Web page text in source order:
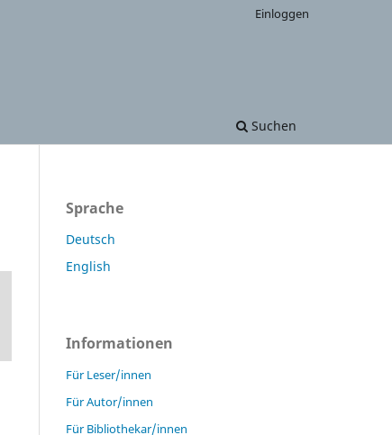
Suchen
Einloggen
Sprache
Deutsch
English
Informationen
Für Leser/innen
Für Autor/innen
Für Bibliothekar/innen